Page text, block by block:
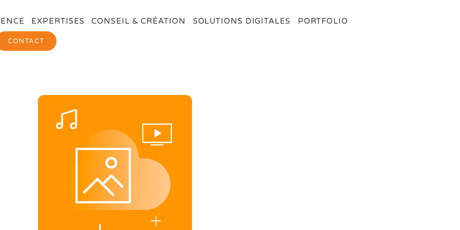
EXPERTISES CONSEIL & CRÉATION SOLUTIONS DIGITALES PORTFOLIO
CONTACT